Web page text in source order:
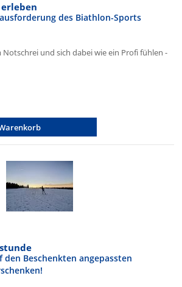
des Biathlon-Sports
und sich dabei wie ein Profi fühlen -
Beschenkten angepassten